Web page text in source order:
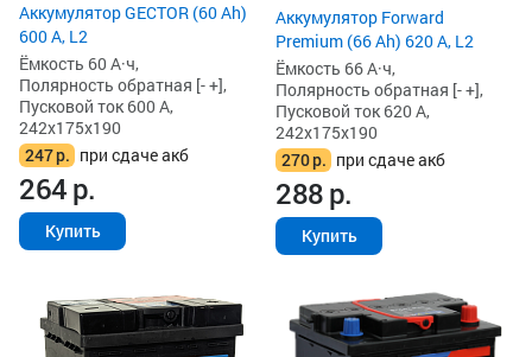
Аккумулятор GECTOR (60 Ah)
600 А, L2
Ёмкость 60 А·ч,
Полярность обратная [- +],
Пусковой ток 600 А,
242x175x190
247р. при сдаче акб
264р.
Купить
Аккумулятор Forward
Premium (66 Ah) 620 А, L2
Ёмкость 66 А·ч,
Полярность обратная [- +],
Пусковой ток 620 А,
242x175x190
270р. при сдаче акб
288р.
Купить